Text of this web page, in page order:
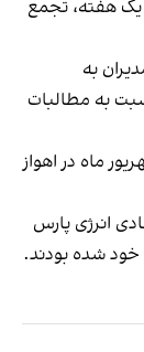
یک هفته، تجمع
به
به مطالبات
ماه در اهواز
انرژی پارس
شده بودند.